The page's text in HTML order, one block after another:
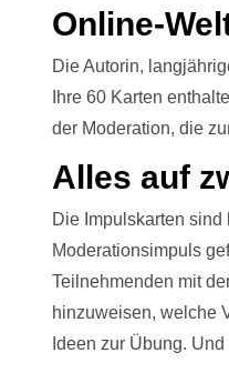
Online-
Die Autorin,
Ihre 60 Karten
der Moderation, die
Alles auf
Die Impulskarten
Moderationsimpuls
Teilnehmenden mit
hinzuweisen, welche
Ideen zur Übung.